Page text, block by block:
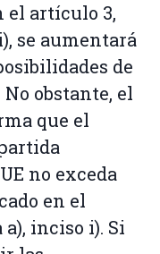
el artículo 3,
se aumentará
de
obstante, el
que el
no exceda
en el
inciso i). Si